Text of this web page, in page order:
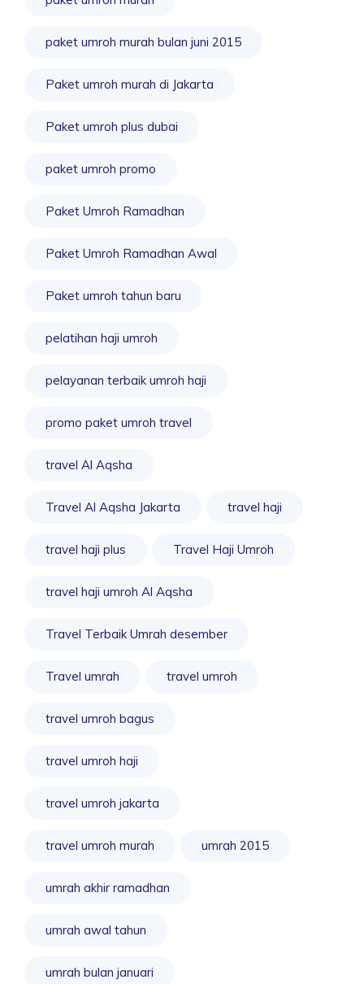
paket umroh murah bulan juni 2015
Paket umroh murah di Jakarta
Paket umroh plus dubai
paket umroh promo
Paket Umroh Ramadhan
Paket Umroh Ramadhan Awal
Paket umroh tahun baru
pelatihan haji umroh
pelayanan terbaik umroh haji
promo paket umroh travel
travel Al Aqsha
Travel Al Aqsha Jakarta travel haji
travel haji plus Travel Haji Umroh
travel haji umroh Al Aqsha
Travel Terbaik Umrah desember
Travel umrah travel umroh
travel umroh bagus
travel umroh haji
travel umroh jakarta
travel umroh murah umrah 2015
umrah akhir ramadhan
umrah awal tahun
umrah bulan januari